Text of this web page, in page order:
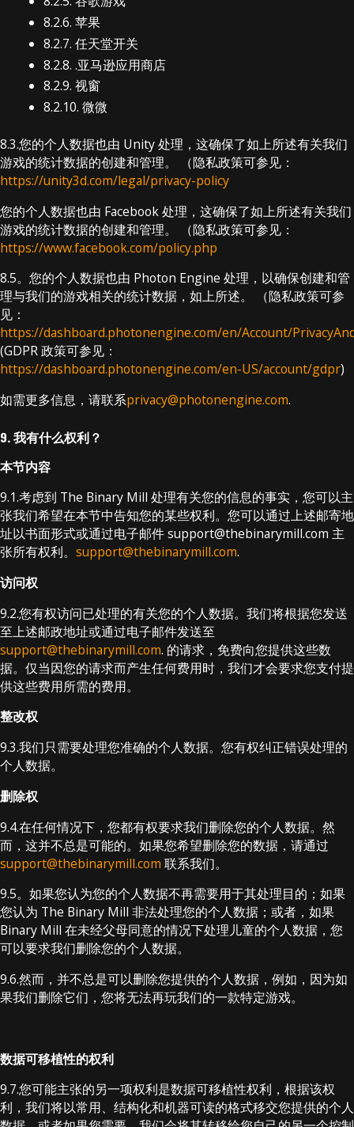
8.2.6. 苹果
8.2.7. 任天堂开关
8.2.8. .亚马逊应用商店
8.2.9. 视窗
8.2.10. 微微
8.3.您的个人数据也由 Unity 处理，这确保了如上所述有关我们
游戏的统计数据的创建和管理。 （隐私政策可参见：
https://unity3d.com/legal/privacy-policy
您的个人数据也由 Facebook 处理，这确保了如上所述有关我们
游戏的统计数据的创建和管理。 （隐私政策可参见：
https://www.facebook.com/policy.php
8.5。您的个人数据也由 Photon Engine 处理，以确保创建和管
理与我们的游戏相关的统计数据，如上所述。 （隐私政策可参
见：
https://dashboard.photonengine.com/en/Account/
(GDPR 政策可参见：
https://dashboard.photonengine.com/en-US/account/gdpr)
如需更多信息，请联系privacy@photonengine.com.
9. 我有什么权利？
本节内容
9.1.考虑到 The Binary Mill 处理有关您的信息的事实，您可以主
张我们希望在本节中告知您的某些权利。您可以通过上述邮寄地
址以书面形式或通过电子邮件 support@thebinarymill.com 主
张所有权利。 support@thebinarymill.com.
访问权
9.2.您有权访问已处理的有关您的个人数据。我们将根据您发送
至上述邮政地址或通过电子邮件发送至
support@thebinarymill.com. 的请求，免费向您提供这些数
据。仅当因您的请求而产生任何费用时，我们才会要求您支付提
供这些费用所需的费用。
整改权
9.3.我们只需要处理您准确的个人数据。您有权纠正错误处理的
个人数据。
删除权
9.4.在任何情况下，您都有权要求我们删除您的个人数据。然
而，这并不总是可能的。如果您希望删除您的数据，请通过
support@thebinarymill.com 联系我们。
9.5。如果您认为您的个人数据不再需要用于其处理目的；如果
您认为 The Binary Mill 非法处理您的个人数据；或者，如果
Binary Mill 在未经父母同意的情况下处理儿童的个人数据，您
可以要求我们删除您的个人数据。
9.6.然而，并不总是可以删除您提供的个人数据，例如，因为如
果我们删除它们，您将无法再玩我们的一款特定游戏。
数据可移植性的权利
9.7.您可能主张的另一项权利是数据可移植性权利，根据该权
利，我们将以常用、结构化和机器可读的格式移交您提供的个人